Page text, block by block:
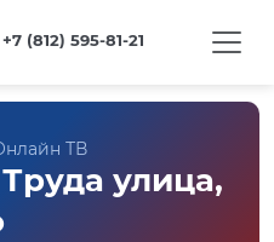
+7 (812) 595-81-21
ТВ
улица,